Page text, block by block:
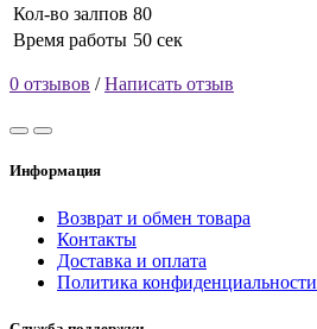
Кол-во залпов 80
Время работы 50 сек
0 отзывов /Написать отзыв
Информация
Возврат и обмен товара
Контакты
Доставка и оплата
Политика конфиденциальности